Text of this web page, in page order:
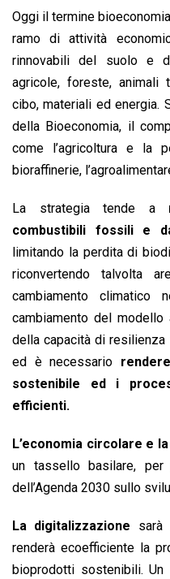
Oggi il termine
ramo di attività
rinnovabili del suolo e
agricole, foreste, animali
cibo, materiali ed energia.
della Bioeconomia, il
come l’agricoltura e la
bioraffinerie,
La strategia tende a
combustibili fossili e
limitando la perdita di
riconvertendo talvolta
cambiamento
cambiamento del modello
della capacità di
ed è necessario
sostenibile ed i
efficienti.
L’economia circolare e
un tassello basilare,
dell’Agenda 2030 sullo
La digitalizzazione sarà
renderà ecoefficiente la
bioprodotti sostenibili.